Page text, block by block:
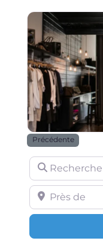
Précédente
Recherche pour
Près de